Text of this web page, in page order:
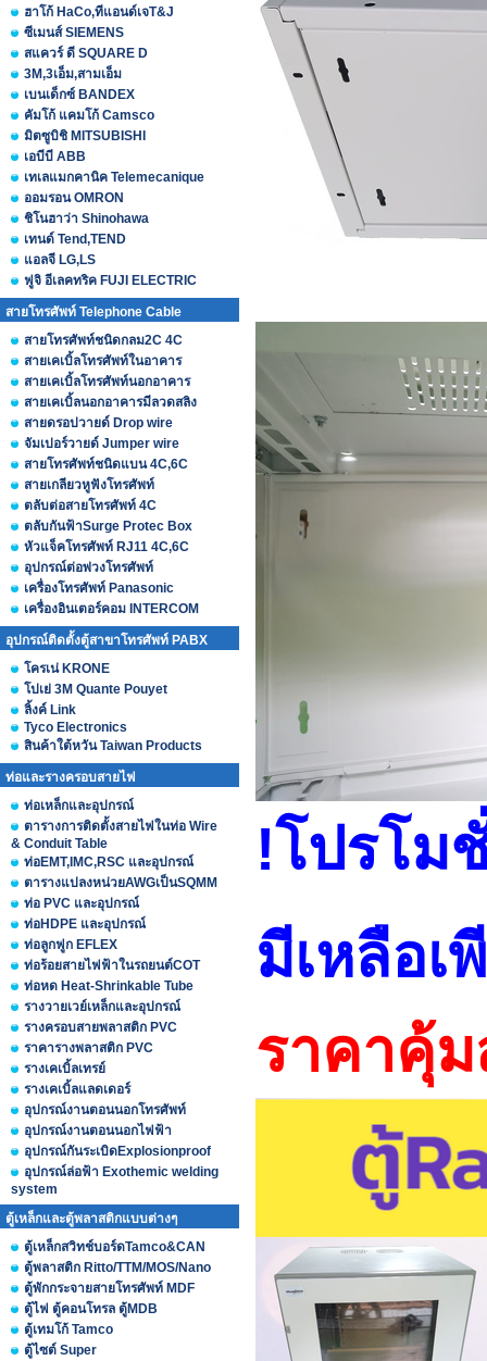
ฮาโก้ HaCo,ทีแอนด์เจT&J
ซีเมนส์ SIEMENS
สแควร์ ดี SQUARE D
3M,3เอ็ม,สามเอ็ม
เบนเด็กซ์ BANDEX
คัมโก้ แคมโก้ Camsco
มิตซูบิชิ MITSUBISHI
เอบีบี ABB
เทเลแมกคานิค Telemecanique
ออมรอน OMRON
ชิโนฮาว่า Shinohawa
เทนด์ Tend,TEND
แอลจี LG,LS
ฟูจิ อีเลคทริค FUJI ELECTRIC
สายโทรศัพท์ Telephone Cable
สายโทรศัพท์ชนิดกลม2C 4C
สายเคเบิ้ลโทรศัพท์ในอาคาร
สายเคเบิ้ลโทรศัพท์นอกอาคาร
สายเคเบิ้ลนอกอาคารมีลวดสลิง
สายดรอปวายด์ Drop wire
จัมเปอร์วายด์ Jumper wire
สายโทรศัพท์ชนิดแบน 4C,6C
สายเกลียวหูฟังโทรศัพท์
ตลับต่อสายโทรศัพท์ 4C
ตลับกันฟ้าSurge Protec Box
หัวแจ็คโทรศัพท์ RJ11 4C,6C
อุปกรณ์ต่อพ่วงโทรศัพท์
เครื่องโทรศัพท์ Panasonic
เครื่องอินเตอร์คอม INTERCOM
อุปกรณ์ติดตั้งตู้สาขาโทรศัพท์ PABX
โครเน่ KRONE
โปเย่ 3M Quante Pouyet
ลิ้งค์ Link
Tyco Electronics
สินค้าใต้หวัน Taiwan Products
ท่อและรางครอบสายไฟ
ท่อเหล็กและอุปกรณ์
ตารางการติดตั้งสายไฟในท่อ Wire
& Conduit Table
ท่อEMT,IMC,RSC และอุปกรณ์
ตารางแปลงหน่วยAWGเป็นSQMM
ท่อ PVC และอุปกรณ์
ท่อHDPE และอุปกรณ์
ท่อลูกฟูก EFLEX
ท่อร้อยสายไฟฟ้าในรถยนต์COT
ท่อหด Heat-Shrinkable Tube
รางวายเวย์เหล็กและอุปกรณ์
รางครอบสายพลาสติก PVC
ราคารางพลาสติก PVC
รางเคเบิ้ลเทรย์
รางเคเบิ้ลแลดเดอร์
อุปกรณ์งานตอนนอกโทรศัพท์
อุปกรณ์งานตอนนอกไฟฟ้า
อุปกรณ์กันระเบิดExplosionproof
อุปกรณ์ล่อฟ้า Exothemic welding
system
ตู้เหล็กและตู้พลาสติกแบบต่างๆ
ตู้เหล็กสวิทช์บอร์ดTamco&CAN
ตู้พลาสติก Ritto/TTM/MOS/Nano
ตู้พักกระจายสายโทรศัพท์ MDF
ตู้ไฟ ตู้คอนโทรล ตู้MDB
ตู้เทมโก้ Tamco
ตู้ไซต์ Super
!โปรโม
มีเหลือ
ราคาคุ้